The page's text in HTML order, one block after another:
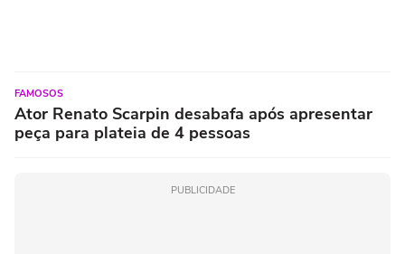
FAMOSOS
Ator Renato Scarpin desabafa após apresentar
peça para plateia de 4 pessoas
PUBLICIDADE